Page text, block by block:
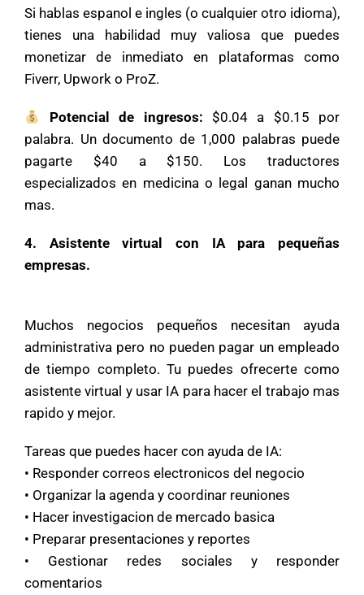
Si hablas espanol e ingles (o cualquier otro idioma),
tienes una habilidad muy valiosa que puedes
monetizar de inmediato en plataformas como
Fiverr, Upwork o ProZ.
Potencial de ingresos: $0.04 a $0.15 por
palabra. Un documento de 1,000 palabras puede
pagarte $40 a $150. Los traductores
especializados en medicina o legal ganan mucho
mas.
4. Asistente virtual con IA para pequeñas
empresas.
Muchos negocios pequeños necesitan ayuda
administrativa pero no pueden pagar un empleado
de tiempo completo. Tu puedes ofrecerte como
asistente virtual y usar IA para hacer el trabajo mas
rapido y mejor.
Tareas que puedes hacer con ayuda de IA:
• Responder correos electronicos del negocio
• Organizar la agenda y coordinar reuniones
• Hacer investigacion de mercado basica
• Preparar presentaciones y reportes
• Gestionar redes sociales y responder
comentarios